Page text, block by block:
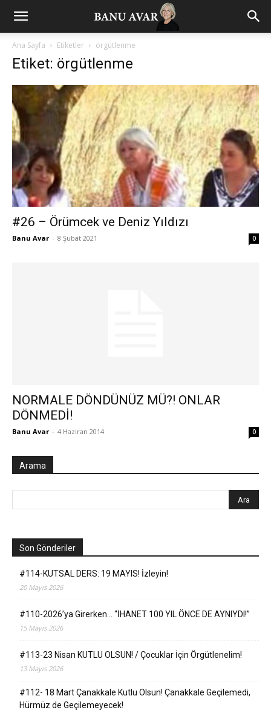
Ana Sayfa Etiketler örgütlenme
Etiket: örgütlenme
#26 – Örümcek ve Deniz Yıldızı
Banu Avar - 8 Şubat 2021 0
NORMALE DÖNDÜNÜZ MÜ?! ONLAR
DÖNMEDİ!
Banu Avar - 4 Haziran 2014 0
Arama
Son Gönderiler
#114-KUTSAL DERS: 19 MAYIS! İzleyin!
20 Mayıs 2026
#110-2026’ya Girerken… “İHANET 100 YIL ÖNCE DE AYNIYDI!”
15 Mayıs 2026
#113-23 Nisan KUTLU OLSUN! / Çocuklar İçin Örgütlenelim!
13 Mayıs 2026
#112- 18 Mart Çanakkale Kutlu Olsun! Çanakkale Geçilemedi,
Hürmüz de Geçilemeyecek!